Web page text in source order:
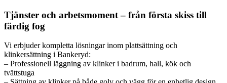
Tjänster och arbetsmoment – från första skiss till
färdig fog
Vi erbjuder kompletta lösningar inom plattsättning och
klinkersättning i Bankeryd:
– Professionell läggning av klinker i badrum, hall, kök och
tvättstuga